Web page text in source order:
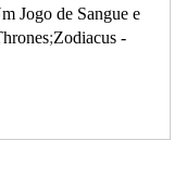
Jogo de Sangue e
;Zodiacus -